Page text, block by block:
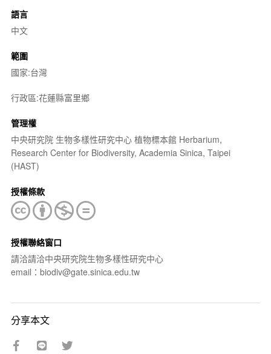
語言
中文
範圍
國家:台灣
行政區:花蓮縣富里鄉
管理權
中央研究院 生物多樣性研究中心 植物標本館 Herbarium,
Research Center for Biodiversity, Academia Sinica, Taipei
(HAST)
授權條款
授權聯絡窗口
請洽請洽中央研究院生物多樣性研究中心
email：biodiv@gate.sinica.edu.tw
分享本文